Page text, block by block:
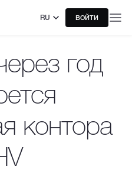
RU ВОЙТИ
год
контора